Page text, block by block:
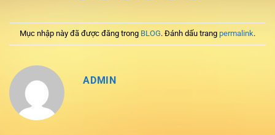
Mục nhập này đã được đăng trong BLOG. Đánh dấu trang permalink.
ADMIN